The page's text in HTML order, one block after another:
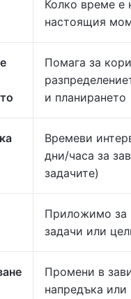
Колко време е
настоящия
Помага за
и планирането
Времеви
дни/часа за
задачите)
Приложимо за
задачи или
Промени в
напредъка или